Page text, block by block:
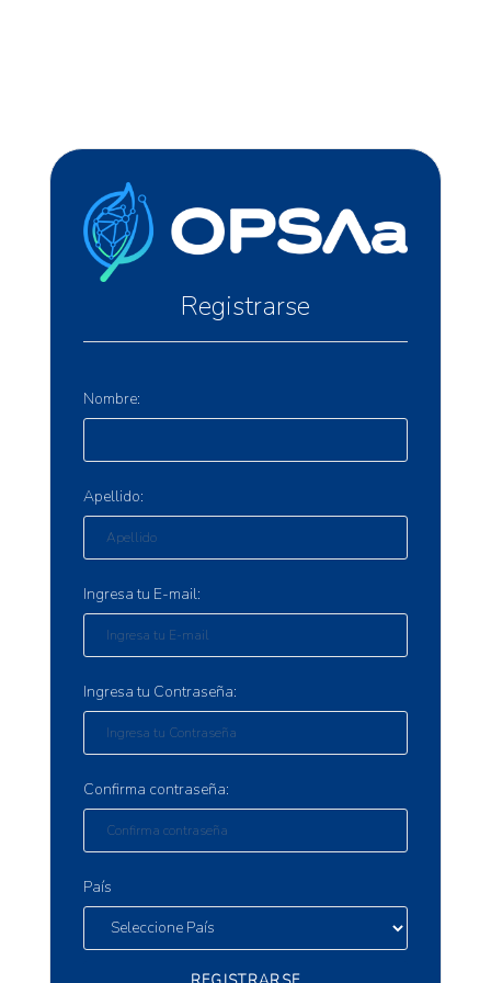
Registrarse
Nombre:
Apellido:
Ingresa tu E-mail:
Ingresa tu Contraseña:
Confirma contraseña:
País